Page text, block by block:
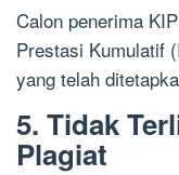
Calon penerima
Prestasi Kumulatif
yang telah
5. Tidak
Plagiat